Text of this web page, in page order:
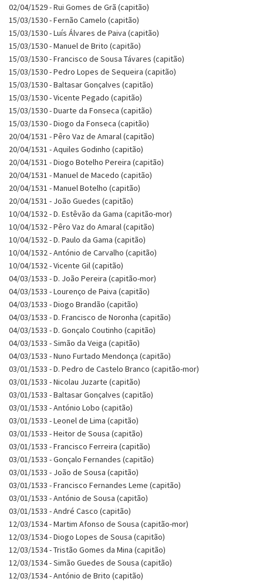
02/04/1529 - Rui Gomes de Grã (capitão)
15/03/1530 - Fernão Camelo (capitão)
15/03/1530 - Luís Álvares de Paiva (capitão)
15/03/1530 - Manuel de Brito (capitão)
15/03/1530 - Francisco de Sousa Távares (capitão)
15/03/1530 - Pedro Lopes de Sequeira (capitão)
15/03/1530 - Baltasar Gonçalves (capitão)
15/03/1530 - Vicente Pegado (capitão)
15/03/1530 - Duarte da Fonseca (capitão)
15/03/1530 - Diogo da Fonseca (capitão)
20/04/1531 - Pêro Vaz de Amaral (capitão)
20/04/1531 - Aquiles Godinho (capitão)
20/04/1531 - Diogo Botelho Pereira (capitão)
20/04/1531 - Manuel de Macedo (capitão)
20/04/1531 - Manuel Botelho (capitão)
20/04/1531 - João Guedes (capitão)
10/04/1532 - D. Estêvão da Gama (capitão-mor)
10/04/1532 - Pêro Vaz do Amaral (capitão)
10/04/1532 - D. Paulo da Gama (capitão)
10/04/1532 - António de Carvalho (capitão)
10/04/1532 - Vicente Gil (capitão)
04/03/1533 - D. João Pereira (capitão-mor)
04/03/1533 - Lourenço de Paiva (capitão)
04/03/1533 - Diogo Brandão (capitão)
04/03/1533 - D. Francisco de Noronha (capitão)
04/03/1533 - D. Gonçalo Coutinho (capitão)
04/03/1533 - Simão da Veiga (capitão)
04/03/1533 - Nuno Furtado Mendonça (capitão)
03/01/1533 - D. Pedro de Castelo Branco (capitão-mor)
03/01/1533 - Nicolau Juzarte (capitão)
03/01/1533 - Baltasar Gonçalves (capitão)
03/01/1533 - António Lobo (capitão)
03/01/1533 - Leonel de Lima (capitão)
03/01/1533 - Heitor de Sousa (capitão)
03/01/1533 - Francisco Ferreira (capitão)
03/01/1533 - Gonçalo Fernandes (capitão)
03/01/1533 - João de Sousa (capitão)
03/01/1533 - Francisco Fernandes Leme (capitão)
03/01/1533 - António de Sousa (capitão)
03/01/1533 - André Casco (capitão)
12/03/1534 - Martim Afonso de Sousa (capitão-mor)
12/03/1534 - Diogo Lopes de Sousa (capitão)
12/03/1534 - Tristão Gomes da Mina (capitão)
12/03/1534 - Simão Guedes de Sousa (capitão)
12/03/1534 - António de Brito (capitão)